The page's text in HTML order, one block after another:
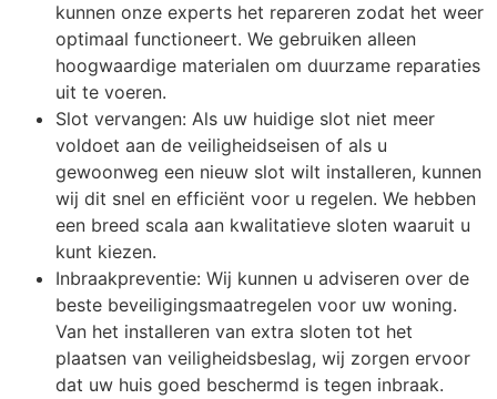
kunnen onze experts het repareren zodat het weer
optimaal functioneert. We gebruiken alleen
hoogwaardige materialen om duurzame reparaties
uit te voeren.
Slot vervangen: Als uw huidige slot niet meer
voldoet aan de veiligheidseisen of als u
gewoonweg een nieuw slot wilt installeren, kunnen
wij dit snel en efficiënt voor u regelen. We hebben
een breed scala aan kwalitatieve sloten waaruit u
kunt kiezen.
Inbraakpreventie: Wij kunnen u adviseren over de
beste beveiligingsmaatregelen voor uw woning.
Van het installeren van extra sloten tot het
plaatsen van veiligheidsbeslag, wij zorgen ervoor
dat uw huis goed beschermd is tegen inbraak.